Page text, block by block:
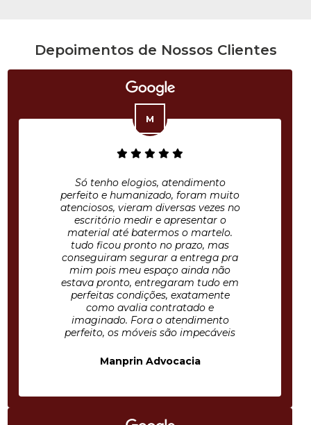
Depoimentos de Nossos Clientes
Só tenho elogios, atendimento
perfeito e humanizado, foram muito
atenciosos, vieram diversas vezes no
escritório medir e apresentar o
material até batermos o martelo.
tudo ficou pronto no prazo, mas
conseguiram segurar a entrega pra
mim pois meu espaço ainda não
estava pronto, entregaram tudo em
perfeitas condições, exatamente
como avalia contratado e
imaginado. Fora o atendimento
perfeito, os móveis são impecáveis
Manprin Advocacia